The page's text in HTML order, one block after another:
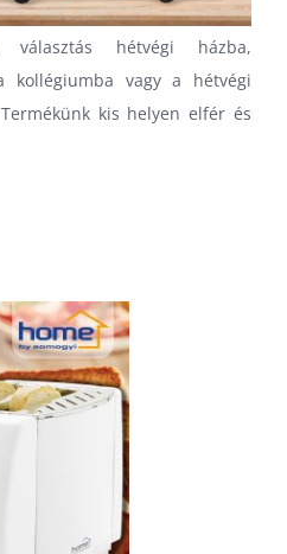
választás hétvégi házba,
kollégiumba vagy a hétvégi
kis helyen elfér és